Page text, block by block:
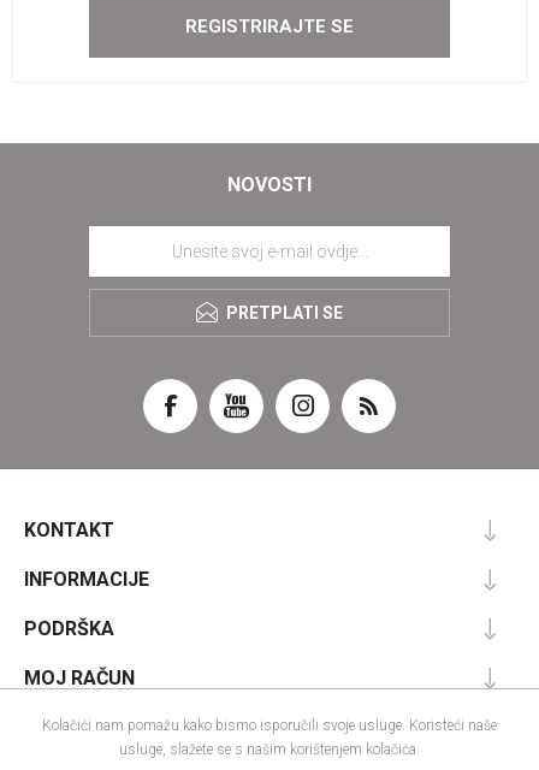
NOVOSTI
PRETPLATI SE
KONTAKT
INFORMACIJE
PODRŠKA
MOJ RAČUN
Kolačići nam pomažu kako bismo isporučili svoje usluge. Koristeći naše
usluge, slažete se s našim korištenjem kolačića.